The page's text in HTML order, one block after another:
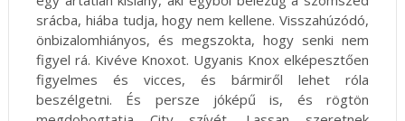
srácba, hiába tudja, hogy nem kellene. Visszahúzódó,
önbizalomhiányos, és megszokta, hogy senki nem
figyel rá. Kivéve Knoxot. Ugyanis Knox elképesztően
figyelmes és vicces, és bármiről lehet róla
beszélgetni. És persze jóképű is, és rögtön